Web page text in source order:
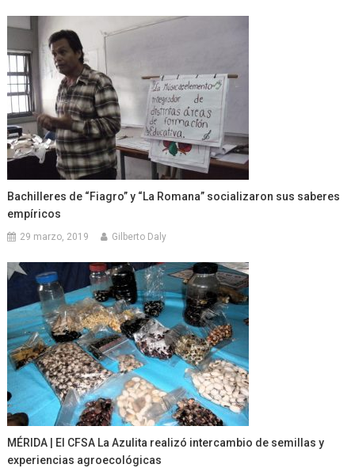
Bachilleres de “Fiagro” y “La Romana” socializaron sus saberes
empíricos
29 marzo, 2019 Gilberto Daly
MÉRIDA | El CFSA La Azulita realizó intercambio de semillas y
experiencias agroecológicas